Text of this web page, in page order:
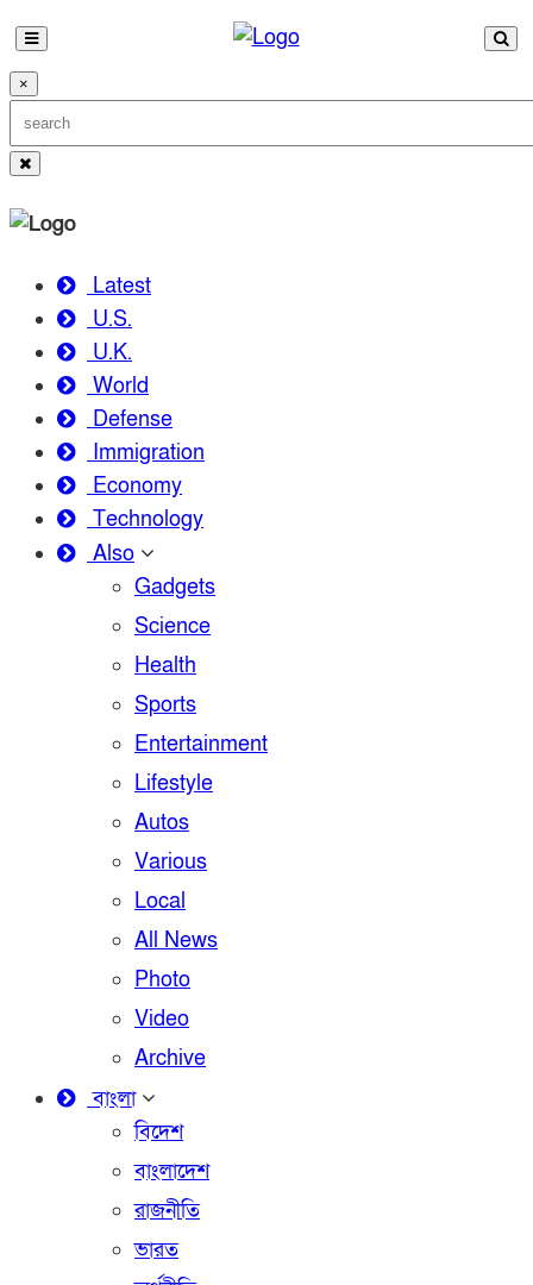
×
Latest
U.S.
U.K.
World
Defense
Immigration
Economy
Technology
Also
Gadgets
Science
Health
Sports
Entertainment
Lifestyle
Autos
Various
Local
All News
Photo
Video
Archive
বাংলা
বিদেশ
বাংলাদেশ
রাজনীতি
ভারত